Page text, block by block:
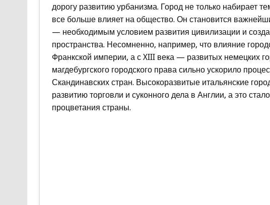
дорогу развитию урбанизма. Город не только набирает
все больше влияет на общество. Он становится
— необходимым условием развития цивилизации и
пространства. Несомненно, например, что влияние
Франкской империи, а с XIII века — развитых немецких
магдебургского городского права сильно ускорило
Скандинавских стран. Высокоразвитые итальянские
развитию торговли и суконного дела в Англии, а это
процветания страны.